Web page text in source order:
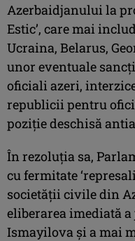
Azerbaidjanului la
Estic’, care mai
Ucraina, Belarus,
unor eventuale
oficiali azeri,
republicii pentru
poziţie deschisă
În rezoluţia sa,
cu fermitate
societăţii civile din
eliberarea imediată
Ismayilova şi a mai